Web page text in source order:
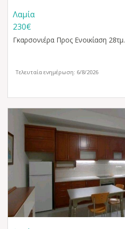
Λαμία
230€
Γκαρσονιέρα Προς Ενοικίαση 28τμ.
Τελευταία ενημέρωση: 6/8/2026